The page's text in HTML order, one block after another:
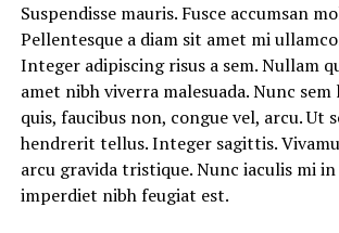
Suspendisse mauris. Fusce accumsan
Pellentesque a diam sit amet mi
Integer adipiscing risus a sem. Nullam
amet nibh viverra malesuada. Nunc sem
quis, faucibus non, congue vel, arcu. Ut
hendrerit tellus. Integer sagittis.
arcu gravida tristique. Nunc iaculis mi
imperdiet nibh feugiat est.